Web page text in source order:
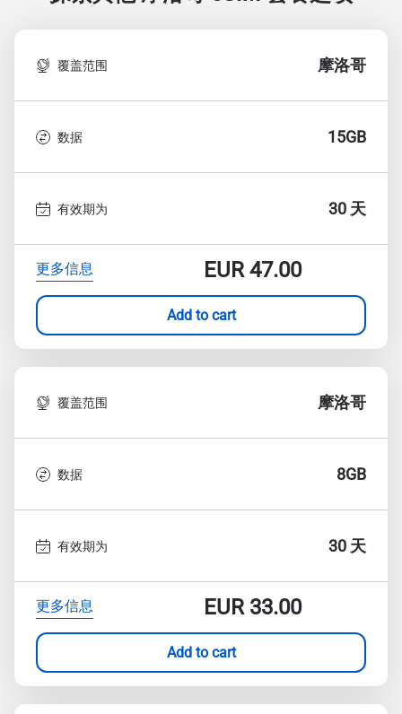
覆盖范围 摩洛哥
数据 15GB
有效期为 30 天
更多信息 EUR47.00
Add to cart
覆盖范围 摩洛哥
数据 8GB
有效期为 30 天
更多信息 EUR33.00
Add to cart